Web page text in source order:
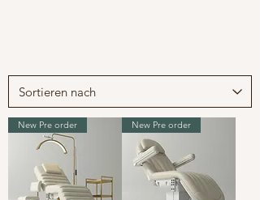
New Pre order New Pre order